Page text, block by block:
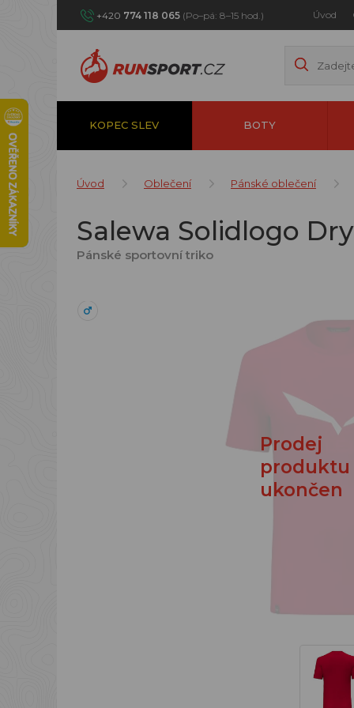
+420 774 118 065 (Po–pá: 8–15 hod.) Úvod
KOPEC SLEV BOTY
Úvod Oblečení Pánské oblečení
Salewa Solidlogo
Pánské sportovní triko
Prodej
produktu
ukončen